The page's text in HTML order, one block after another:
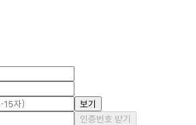
보기
인증번호 받기